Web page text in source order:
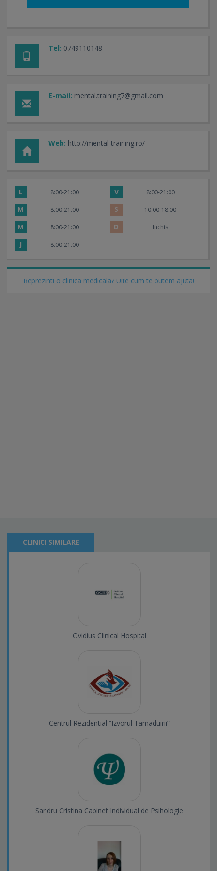
Tel: 0749110148
E-mail: mental.training7@gmail.com
Web: http://mental-training.ro/
L 8:00-21:00 V 8:00-21:00
M 8:00-21:00 S 10:00-18:00
M 8:00-21:00 D Inchis
J 8:00-21:00
Reprezinti o clinica medicala? Uite cum te putem ajuta!
CLINICI SIMILARE
Ovidius Clinical Hospital
Centrul Rezidential “Izvorul Tamaduirii”
Sandru Cristina Cabinet Individual de Psihologie